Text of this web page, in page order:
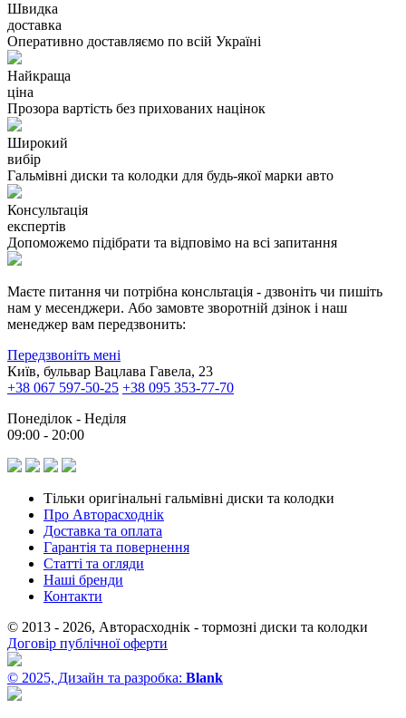
Швидка
доставка
Оперативно доставляємо по всій Україні
Найкраща
ціна
Прозора вартість без прихованих націнок
Широкий
вибір
Гальмівні диски та колодки для будь-якої марки авто
Консультація
експертів
Допоможемо підібрати та відповімо на всі запитання
Маєте питання чи потрібна консльтація - дзвоніть чи пишіть
нам у месенджери. Або замовте зворотній дзінок і наш
менеджер вам передзвонить:
Передзвоніть мені
Київ, бульвар Вацлава Гавела, 23
+38 067 597-50-25 +38 095 353-77-70
Понеділок - Неділя
09:00 - 20:00
Тільки оригінальні гальмівні диски та колодки
Про Авторасходнік
Доставка та оплата
Гарантія та повернення
Статті та огляди
Наші бренди
Контакти
© 2013 - 2026, Авторасходнік - тормозні диски та колодки
Договір публічної оферти
© 2025, Дизайн та разробка: Blank